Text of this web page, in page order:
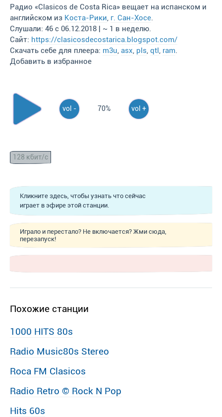
Радио «Clasicos de Costa Rica» вещает на испанском и
английском из Коста-Рики, г. Сан-Хосе.
Слушали: 46 с 06.12.2018 | ~ 1 в неделю.
Сайт: https://clasicosdecostarica.blogspot.com/
Скачать себе для плеера: m3u, asx, pls, qtl, ram.
Добавить в избранное
vol - 70% vol +
128 кбит/с
Кликните здесь, чтобы узнать что сейчас
играет в эфире этой станции.
Играло и перестало? Не включается? Жми сюда,
перезапуск!
Похожие станции
1000 HITS 80s
Radio Music80s Stereo
Roca FM Clasicos
Radio Retro © Rock N Pop
Hits 60s